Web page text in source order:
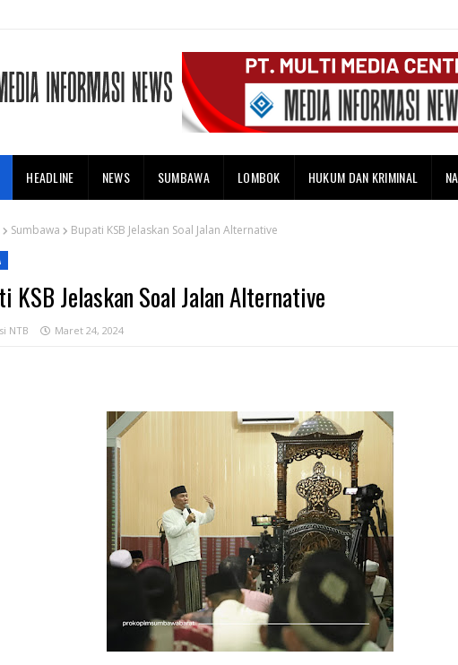
HEADLINE NEWS SUMBAWA LOMBOK HUKUM DAN KRIMINAL
Sumbawa Bupati KSB Jelaskan Soal Jalan Alternative
KSB Jelaskan Soal Jalan Alternative
NTB Maret 24, 2024